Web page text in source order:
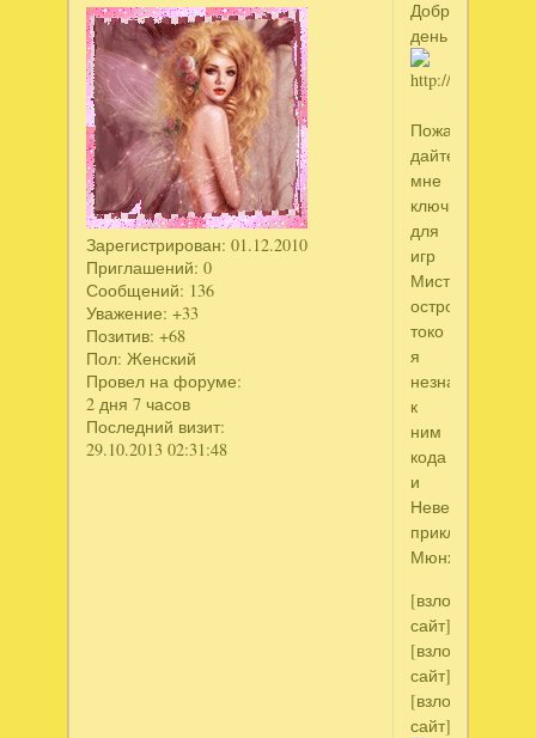
Зарегистрирован: 01.12.2010
Приглашений: 0
Сообщений: 136
Уважение: +33
Позитив: +68
Пол: Женский
Провел на форуме:
2 дня 7 часов
Последний визит:
29.10.2013 02:31:48
Добрый
день
Пожалусто
дайте
мне
ключики
для
игр
Мистический
остров
токо
я
незнаю
к
ним
кода
и
Невераятные
приключения
Мюнхаузена
[взломанный
сайт]
[взломанный
сайт]
[взломанный
сайт]